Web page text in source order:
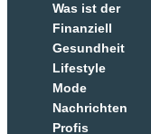
Was ist der
Finanziell
Gesundheit
Lifestyle
Mode
Nachrichten
Profis